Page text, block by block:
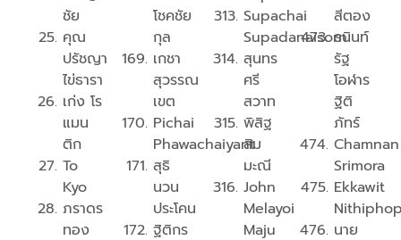
ชัย
คุณ
ปรัชญา
ไข่ธารา
เก่ง โร
แมน
ติก
To
Kyo
ภราดร
ทอง
โชคชัย
กุล
เกชา
สุวรรณ
เขต
Pichai
Phawachaiyant
สุธิ
นวน
ประโคน
ฐิติกร
Supachai
Supadanaisorn
สุนทร
ศรี
สวาท
พิสิฐ
สิม
มะณี
John
Melayoi
Maju
สีตอง
ธนินท์
รัฐ
โอฬาร
ฐิติ
ภัทร์
Chamnan
Srimora
Ekkawit
นาย